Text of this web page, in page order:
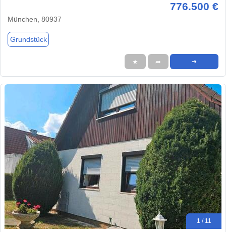
776.500 €
München, 80937
Grundstück
★ ➦ ➜
1 / 11